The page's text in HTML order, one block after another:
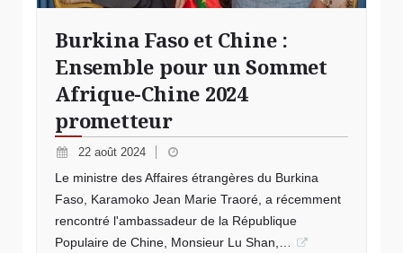
Burkina Faso et Chine :
Ensemble pour un Sommet
Afrique-Chine 2024
prometteur
22 août 2024
Le ministre des Affaires étrangères du Burkina
Faso, Karamoko Jean Marie Traoré, a récemment
rencontré l'ambassadeur de la République
Populaire de Chine, Monsieur Lu Shan,…